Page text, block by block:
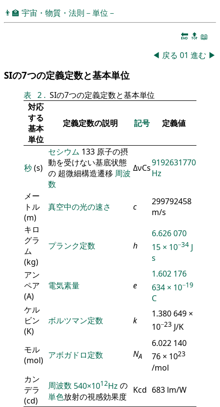
👨‍🏫 宇宙・物質・法則－単位－
🔚 🔝 📖
◀ 戻る 01 進む ▶
SIの7つの定義定数と基本単位
表 2 . SIの7つの定義定数と基本単位
対応
する
基本
単位
定義定数の説明 記号 定義値
秒(s)
セシウム 133 原子の摂
動を受けない基底状態
の 超微細構造遷移 周波
数
ΔνCs9192631770
Hz
メー
トル
(m)
真空中の光の速さ c
299792458
m/s
キロ
グラ
ム
(kg)
プランク定数 h
6.626 070
15 × 10−34 J
s
アン
ペア
(A)
電気素量 e
1.602 176
634 × 10−19
C
ケル
ビン
(K)
ボルツマン定数 k
1.380 649 ×
10−23 J/K
モル
(mol) アボガドロ定数 NA
6.022 140
76 × 1023
/mol
カン
デラ
(cd)
周波数 540×1012Hz の
単色放射の視感効果度
Kcd 683 lm/W